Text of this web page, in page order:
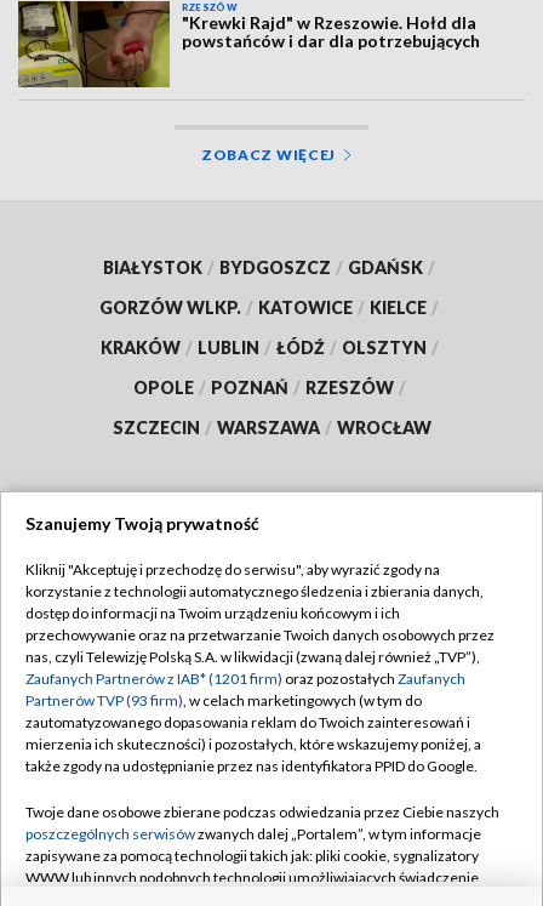
RZESZÓW
"Krewki Rajd" w Rzeszowie. Hołd dla
powstańców i dar dla potrzebujących
ZOBACZ WIĘCEJ
BIAŁYSTOK / BYDGOSZCZ / GDAŃSK /
GORZÓW WLKP. / KATOWICE / KIELCE /
KRAKÓW / LUBLIN / ŁÓDŹ / OLSZTYN /
OPOLE / POZNAŃ / RZESZÓW /
SZCZECIN / WARSZAWA / WROCŁAW
TVP
Abonament TVP
Emisja w TVP
Centrum informacji TVP
Naziemna Telewizja Cyfrowa
Rada Programowa
System NOS
Regulamin TVP
Polityka prywatności
Moje zgody
Pomoc
Kontakt
Szanujemy Twoją prywatność
Kliknij "Akceptuję i przechodzę do serwisu", aby wyrazić zgody na
korzystanie z technologii automatycznego śledzenia i zbierania danych,
dostęp do informacji na Twoim urządzeniu końcowym i ich
przechowywanie oraz na przetwarzanie Twoich danych osobowych przez
nas, czyli Telewizję Polską S.A. w likwidacji (zwaną dalej również „TVP”),
Zaufanych Partnerów z IAB* (1201 firm) oraz pozostałych Zaufanych
Partnerów TVP (93 firm), w celach marketingowych (w tym do
zautomatyzowanego dopasowania reklam do Twoich zainteresowań i
mierzenia ich skuteczności) i pozostałych, które wskazujemy poniżej, a
także zgody na udostępnianie przez nas identyfikatora PPID do Google.
Twoje dane osobowe zbierane podczas odwiedzania przez Ciebie naszych
poszczególnych serwisówzwanych dalej „Portalem”, w tym informacje
zapisywane za pomocą technologii takich jak: pliki cookie, sygnalizatory
WWW lub innych podobnych technologii umożliwiających świadczenie